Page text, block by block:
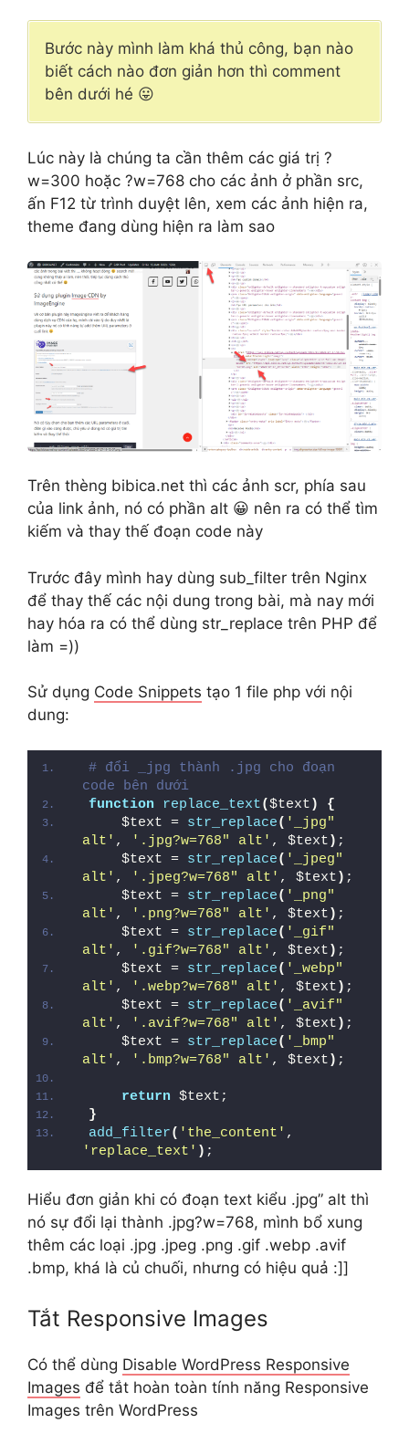
Bước này mình làm khá thủ công, bạn nào
biết cách nào đơn giản hơn thì comment
bên dưới hé 😛
Lúc này là chúng ta cần thêm các giá trị ?
w=300 hoặc ?w=768 cho các ảnh ở phần src,
ấn F12 từ trình duyệt lên, xem các ảnh hiện ra,
theme đang dùng hiện ra làm sao
Trên thèng bibica.net thì các ảnh scr, phía sau
của link ảnh, nó có phần alt 😀 nên ra có thể tìm
kiếm và thay thế đoạn code này
Trước đây mình hay dùng sub_filter trên Nginx
để thay thế các nội dung trong bài, mà nay mới
hay hóa ra có thể dùng str_replace trên PHP để
làm =))
Sử dụng Code Snippets tạo 1 file php với nội
dung:
# đổi _jpg thành .jpg cho đoạn
code bên dưới
function
replace_text($text )
{
    $text =
str_replace( '_jpg"
alt' , '.jpg?w=768" alt' , $text ) ;
    $text =
str_replace( '_jpeg"
alt' , '.jpeg?w=768" alt' , $text ) ;
    $text =
str_replace( '_png"
alt' , '.png?w=768" alt' , $text ) ;
    $text =
str_replace( '_gif"
alt' , '.gif?w=768" alt' , $text ) ;
    $text =
str_replace( '_webp"
alt' , '.webp?w=768" alt' , $text ) ;
    $text =
str_replace( '_avif"
alt' , '.avif?w=768" alt' , $text ) ;
    $text =
str_replace( '_bmp"
alt' , '.bmp?w=768" alt' , $text ) ;
return $text;
}
add_filter( 'the_content'
'replace_text' ) ;
Hiểu đơn giản khi có đoạn text kiểu .jpg” alt thì
nó sự đổi lại thành .jpg?w=768, mình bổ xung
thêm các loại .jpg .jpeg .png .gif .webp .avif
.bmp, khá là củ chuối, nhưng có hiệu quả :]]
Tắt Responsive Images
Có thể dùng Disable WordPress Responsive
Images để tắt hoàn toàn tính năng Responsive
Images trên WordPress